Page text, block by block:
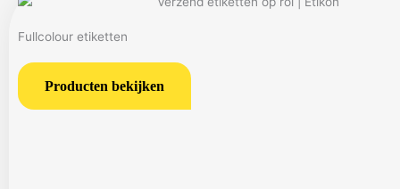
Fullcolour etiketten
Producten bekijken